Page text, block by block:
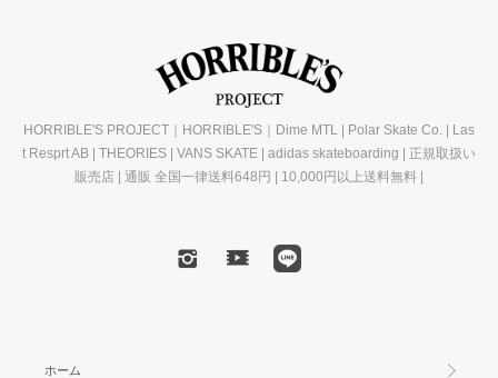
HORRIBLE'S PROJECT｜HORRIBLE'S｜Dime MTL | Polar Skate Co. | Las
t Resprt AB | THEORIES | VANS SKATE | adidas skateboarding | 正規取扱い
販売店 | 通販 全国一律送料648円 | 10,000円以上送料無料 |
ホーム